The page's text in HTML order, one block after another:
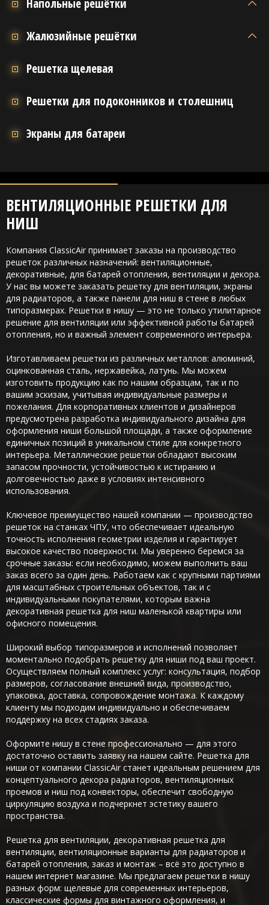
Напольные решётки
Жалюзийные решётки
Решетка щелевая
Решетки для подоконников и столешниц
Экраны для батареи
ВЕНТИЛЯЦИОННЫЕ РЕШЕТКИ ДЛЯ
НИШ
Компания ClassicAir принимает заказы на производство
решеток различных назначений: вентиляционные,
декоративные, для батарей отопления, вентиляции и декора.
У нас вы можете заказать решетку для вентиляции, экраны
для радиаторов, а также панели для ниш в стене в любых
типоразмерах. Решетки в нишу — это не только утилитарное
решение для вентиляции или эффективной работы батарей
отопления, но и важный элемент современного интерьера.
Изготавливаем решетки из различных металлов: алюминий,
оцинкованная сталь, нержавейка, латунь. Мы можем
изготовить продукцию как по нашим образцам, так и по
вашим эскизам, учитывая индивидуальные размеры и
пожелания. Для корпоративных клиентов и дизайнеров
предусмотрена разработка индивидуального дизайна для
оформления ниши большой площади, а также оформление
единичных позиций в уникальном стиле для конкретного
интерьера. Металлические решетки обладают высоким
запасом прочности, устойчивостью к истиранию и
долговечностью даже в условиях интенсивного
использования.
Ключевое преимущество нашей компании — производство
решеток на станках ЧПУ, что обеспечивает идеальную
точность исполнения геометрии изделия и гарантирует
высокое качество поверхности. Мы уверенно беремся за
срочные заказы: если необходимо, можем выполнить ваш
заказ всего за один день. Работаем как с крупными партиями
для масштабных строительных объектов, так и с
индивидуальными покупателями, которым важна
декоративная решетка для ниш маленькой квартиры или
офисного помещения.
Широкий выбор типоразмеров и исполнений позволяет
моментально подобрать решетку для ниши под ваш проект.
Осуществляем полный комплекс услуг: консультация, подбор
размеров, согласование внешний вида, производство,
упаковка, доставка, сопровождение монтажа. К каждому
клиенту мы подходим индивидуально и обеспечиваем
поддержку на всех стадиях заказа.
Оформите нишу в стене профессионально — для этого
достаточно оставить заявку на нашем сайте. Решетка для
ниши от компании ClassicAir станет идеальным решением для
концептуального декора радиаторов, вентиляционных
проемов и ниш под конвекторы, обеспечит свободную
циркуляцию воздуха и подчеркнет эстетику вашего
пространства.
Решетка для вентиляции, декоративная решетка для
вентиляции, вентиляционные варианты для радиаторов и
батарей отопления, заказ и монтаж – всё это доступно в
нашем интернет магазине. Мы предлагаем решетки в нишу
разных форм: щелевые для современных интерьеров,
классические формы для винтажного оформления, и